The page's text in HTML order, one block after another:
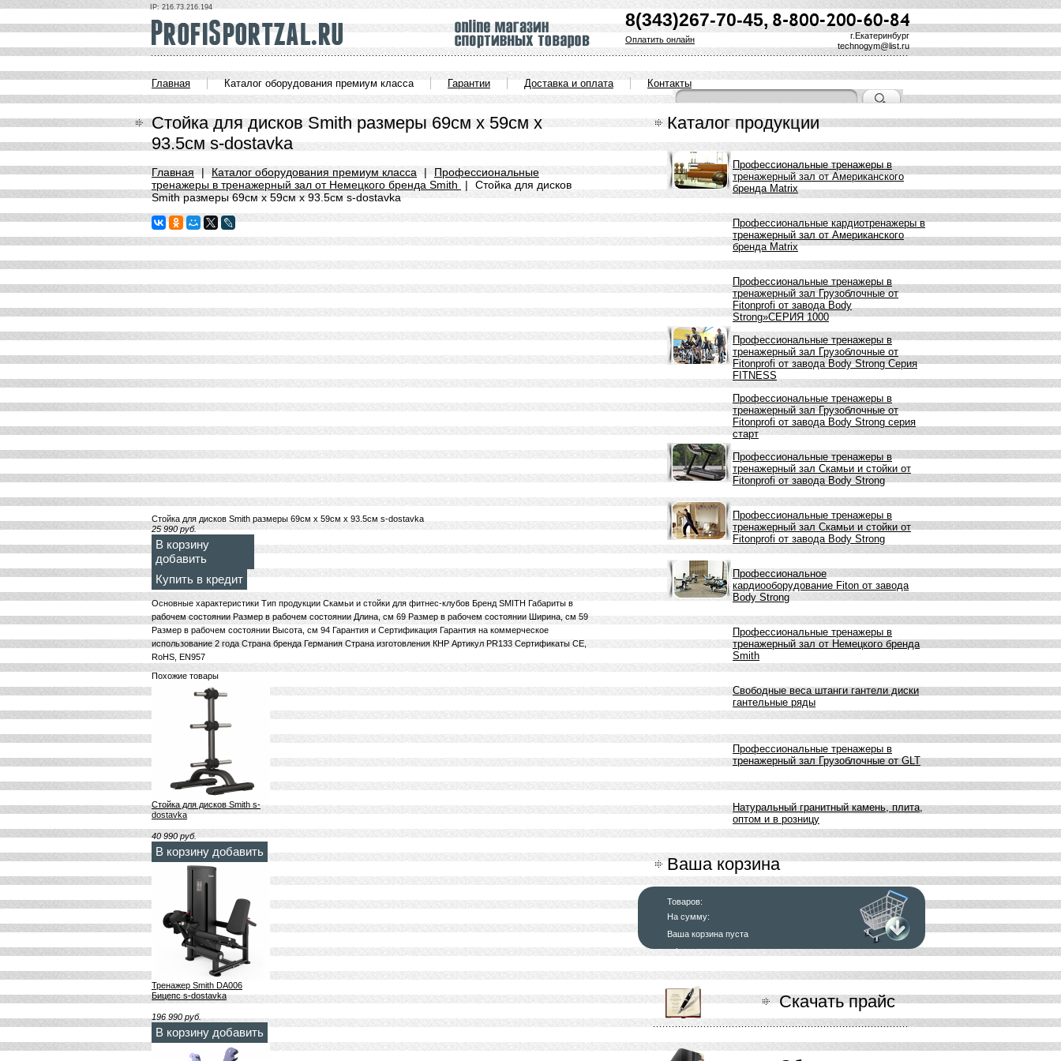
IP: 216.73.216.194
8(343)267-70-45,
г.Екатеринбург
technogym@list.ru
Оплатить онлайн
Главная Каталог оборудования премиум класса Гарантии Доставка и оплата Контакты
Стойка для дисков Smith размеры 69см х 59см х
93.5см s-dostavka
Главная | Каталог оборудования премиум класса |
Профессиональные
тренажеры в тренажерный зал от Немецкого бренда Smith
|
Стойка для дисков
Smith размеры 69см х 59см х 93.5см s-dostavka
Стойка для дисков Smith размеры 69см х 59см х 93.5см s-dostavka
25 990 руб.
В корзину
добавить
Купить в кредит
Основные xарактеристики Тип продукции Скамьи и стойки для фитнес-клубов Бренд SMITH Габариты в
рабочем состоянии Размер в рабочем состоянии Длина, см 69 Размер в рабочем состоянии Ширина, см 59
Размер в рабочем состоянии Высота, см 94 Гарантия и Сертификация Гарантия на коммерческое
использование 2 года Страна бренда Германия Страна изготовления КНР Артикул PR133 Сертификаты CE,
RoHS, EN957
Похожие товары
Стойка для дисков Smith s-
dostavka
40 990 руб.
В корзину добавить
Тренажер Smith DA006
Бицепс s-dostavka
196 990 руб.
В корзину добавить
Каталог продукции
Профессиональные тренажеры в
тренажерный зал от Американского
бренда Matrix
Профессиональные кардиотренажеры в
тренажерный зал от Американского
бренда Matrix
Профессиональные тренажеры в
тренажерный зал Грузоблочные от
Fitonprofi от завода Body
Strong»СЕРИЯ 1000
Профессиональные тренажеры в
тренажерный зал Грузоблочные от
Fitonprofi от завода Body Strong Серия
FITNESS
Профессиональные тренажеры в
тренажерный зал Грузоблочные от
Fitonprofi от завода Body Strong серия
старт
Профессиональные тренажеры в
тренажерный зал Скамьи и стойки от
Fitonprofi от завода Body Strong
Профессиональные тренажеры в
тренажерный зал Скамьи и стойки от
Fitonprofi от завода Body Strong
Профессиональное
кардиооборудование Fiton от завода
Body Strong
Профессиональные тренажеры в
тренажерный зал от Немецкого бренда
Smith
Свободные веса штанги гантели диски
гантельные ряды
Профессиональные тренажеры в
тренажерный зал Грузоблочные от GLT
Натуральный гранитный камень, плита,
оптом и в розницу
Ваша корзина
Товаров:
На сумму:
Ваша корзина пуста
оформить заказ
Скачать прайс